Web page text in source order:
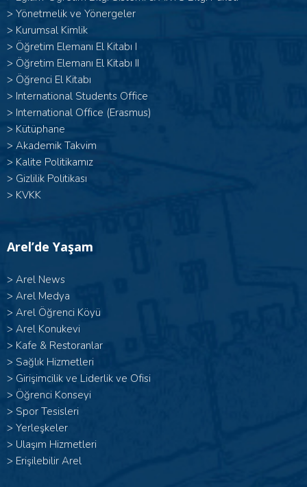
> Yönetmelik ve Yönergeler
> Kurumsal Kimlik
> Öğretim Elemanı El Kitabı I
> Öğretim Elemanı El Kitabı II
> Öğrenci El Kitabı
> International Students Office
> International Office (Erasmus)
> Kütüphane
> Akademik Takvim
> Kalite Politikamız
> Gizlilik Politikası
> KVKK
Arel’de Yaşam
> Arel News
> Arel Medya
> Arel Öğrenci Köyü
> Arel Konukevi
> Kafe & Restoranlar
> Sağlık Hizmetleri
> Girişimcilik ve Liderlik ve Ofisi
> Öğrenci Konseyi
> Spor Tesisleri
> Yerleşkeler
> Ulaşım Hizmetleri
> Erişilebilir Arel